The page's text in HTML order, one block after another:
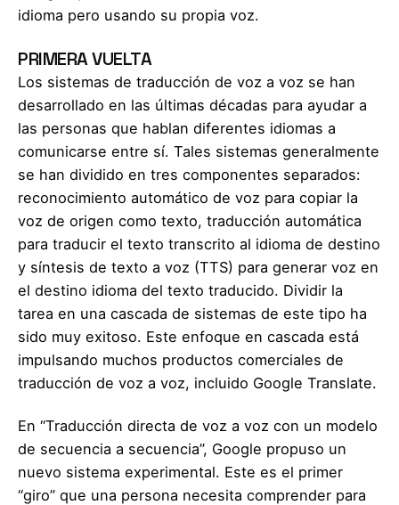
idioma pero usando su propia voz.
PRIMERA VUELTA
Los sistemas de traducción de voz a voz se han
desarrollado en las últimas décadas para ayudar a
las personas que hablan diferentes idiomas a
comunicarse entre sí. Tales sistemas generalmente
se han dividido en tres componentes separados:
reconocimiento automático de voz para copiar la
voz de origen como texto, traducción automática
para traducir el texto transcrito al idioma de destino
y síntesis de texto a voz (TTS) para generar voz en
el destino idioma del texto traducido. Dividir la
tarea en una cascada de sistemas de este tipo ha
sido muy exitoso. Este enfoque en cascada está
impulsando muchos productos comerciales de
traducción de voz a voz, incluido Google Translate.
En “Traducción directa de voz a voz con un modelo
de secuencia a secuencia”, Google propuso un
nuevo sistema experimental. Este es el primer
“giro” que una persona necesita comprender para